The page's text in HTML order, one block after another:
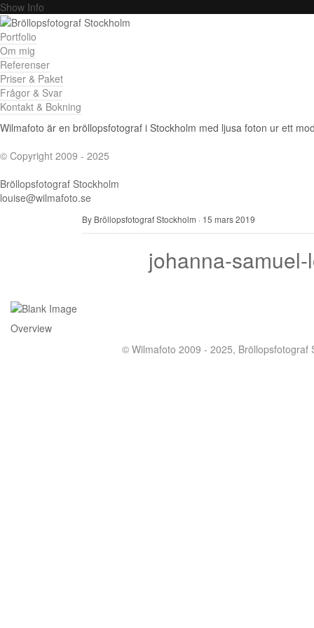
Show Info
Portfolio
Om mig
Referenser
Priser & Paket
Frågor & Svar
Kontakt & Bokning
Wilmafoto är en bröllopsfotograf i Stockholm med ljusa foton ur ett
© Copyright 2009 - 2025
Bröllopsfotograf Stockholm
louise@wilmafoto.se
By Bröllopsfotograf Stockholm · 15 mars 2019
johanna-
Overview
© Wilmafoto 2009 - 2025, Bröllopsfotograf